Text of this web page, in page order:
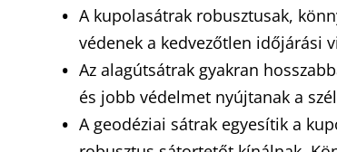
A kupolasátrak robusztusak,
védenek a kedvezőtlen időjárási
Az alagútsátrak gyakran
és jobb védelmet nyújtanak a
A geodéziai sátrak egyesítik a